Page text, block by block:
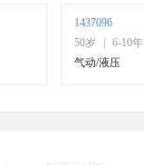
1437096
50岁
6-10年
气动/液压